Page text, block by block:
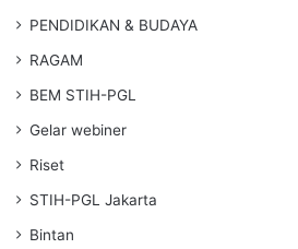
PENDIDIKAN & BUDAYA
RAGAM
BEM STIH-PGL
Gelar webiner
Riset
STIH-PGL Jakarta
Bintan